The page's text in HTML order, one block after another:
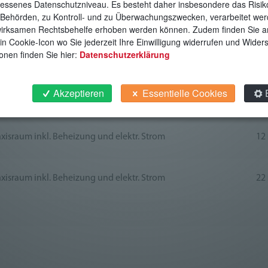
optional mit Abstellraum. Von uns gereinigt werden
Büros sind die Mieter selbst verantwortlich.
Beschreibung
inkl. Beheizung und elektr. Strom 10
inkl. Beheizung und elektr. Strom 12
inkl. Beheizung und elektr. Strom 22
Datenschutzniveau. Es besteht daher insbesondere das
zu Kontroll- und zu Überwachungszwecken, verarbeitet
Rechtsbehelfe erhoben werden können. Zudem finden Sie
Cookie-Icon wo Sie jederzeit Ihre Einwilligung widerrufen und
finden Sie hier: Datenschutzerklärung
Akzeptieren Essentielle Cookies